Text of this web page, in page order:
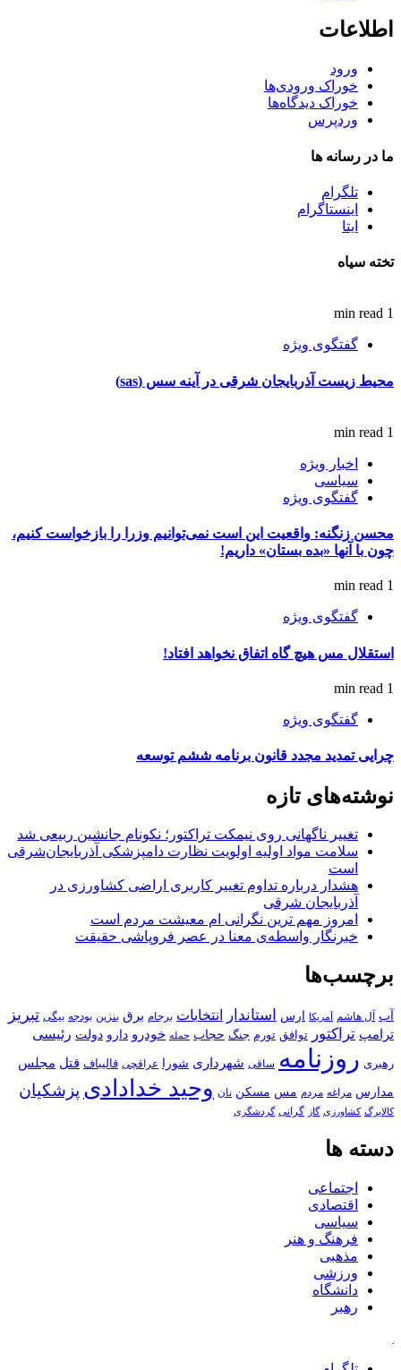
اطلاعات
ورود
خوراک ورودی‌ها
خوراک دیدگاه‌ها
وردپرس
ما در رسانه ها
تلگرام
اینستاگرام
ایتا
تخته سیاه
1 min read
گفتگوی ویژه
محیط زیست آذربایجان شرقی در آینه سس (sas)
1 min read
اخبار ویژه
سیاسی
گفتگوی ویژه
محسن زنگنه: واقعیت این است نمی‌توانیم وزرا را بازخواست کنیم،
چون با آنها «بده بستان» داریم!
1 min read
گفتگوی ویژه
استقلال مس هیچ گاه اتفاق نخواهد افتاد!
1 min read
گفتگوی ویژه
چرایی تمدید مجدد قانون برنامه ششم توسعه
نوشته‌های تازه
تغییر ناگهانی روی نیمکت تراکتور؛ نکونام جانشین ربیعی شد
سلامت مواد اولیه اولویت نظارت دامپزشکی آذربایجان‌شرقی
است
هشدار درباره تداوم تغییر کاربری اراضی کشاورزی در
آذربایجان شرقی
امروز مهم‌ ترین نگرانی‌ ام معیشت مردم است
خبرنگار واسطه‌ی معنا در عصر فروپاشی حقیقت
برچسب‌ها
آب آل هاشم آمریکا ارس استاندار انتخابات برجام برق بنزین بودجه بیگی تبریز
ترامپ تراکتور توافق تورم جنگ حجاب حمله خودرو دارو دولت رئیسی
رهبری روزنامه ساقی شهرداری شورا عراقچی قالیباف قتل مجلس
مدارس مراغه مردم مس مسکن نان وحید خدادادی پزشکیان
کالابرگ کشاورزی گاز گرانی گردشگری
دسته ها
اجتماعی
اقتصادی
سیاسی
فرهنگ و هنر
مذهبی
ورزشی
دانشگاه
رهبر